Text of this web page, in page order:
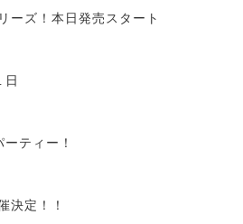
ーズ！本日発売スタート
日
ティー！
決定！！